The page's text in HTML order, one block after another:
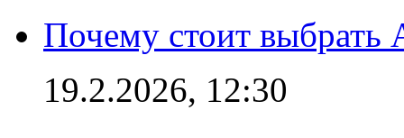
Почему стоит выбрать
19.2.2026, 12:30